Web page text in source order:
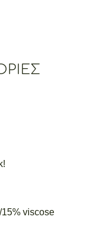
viscose